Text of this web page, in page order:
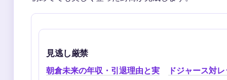
見逃し厳禁
朝倉未来の年収・引退理由と実
ドジャース対